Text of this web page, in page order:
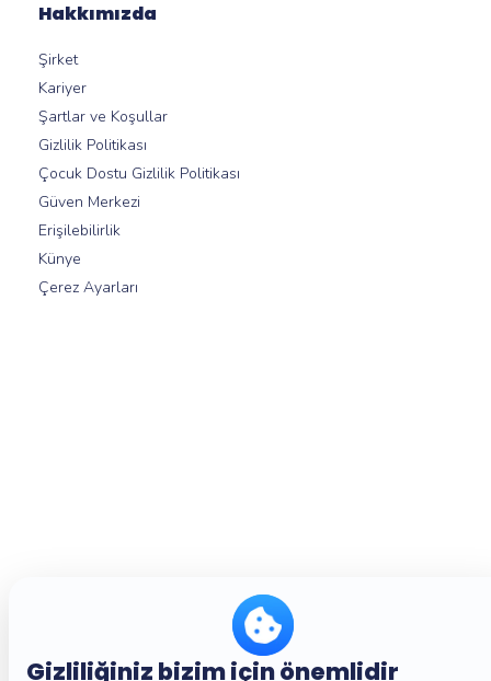
Gizliliğiniz bizim için önemlidir
Hakkımızda
Şirket
Kariyer
Şartlar ve Koşullar
Gizlilik Politikası
Çocuk Dostu Gizlilik Politikası
Güven Merkezi
Erişilebilirlik
Künye
Çerez Ayarları